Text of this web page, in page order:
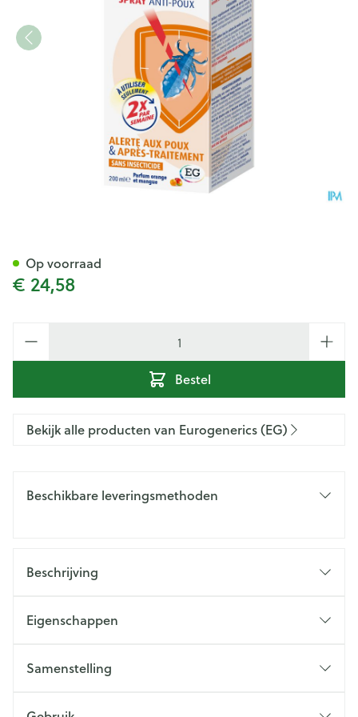
€ 24,58
Bestel
Op voorraad
Bekijk alle producten van Eurogenerics (EG)
Beschikbare leveringsmethoden
Beschrijving
Eigenschappen
Samenstelling